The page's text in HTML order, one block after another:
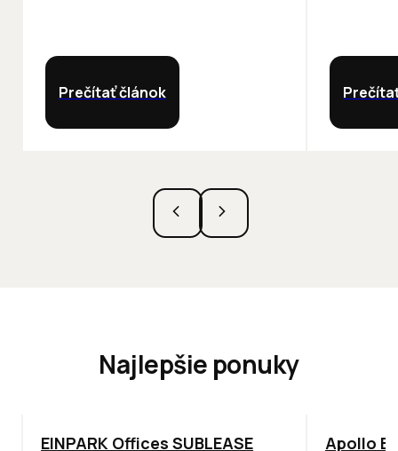
Prečítať článok
Najlepšie ponuky
TOP ODPORÚČAME
EINPARK Offices SUBLEASE TOP
Apollo